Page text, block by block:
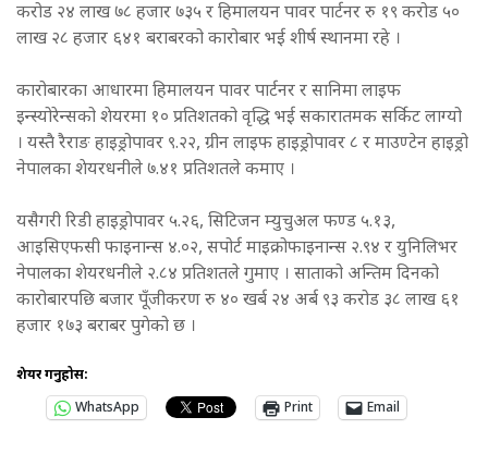
करोड २४ लाख ७८ हजार ७३५ र हिमालयन पावर पार्टनर रु १९ करोड ५०
लाख २८ हजार ६४१ बराबरको कारोबार भई शीर्ष स्थानमा रहे ।
कारोबारका आधारमा हिमालयन पावर पार्टनर र सानिमा लाइफ
इन्स्योरेन्सको शेयरमा १० प्रतिशतको वृद्धि भई सकारातमक सर्किट लाग्यो
। यस्तै रैराङ हाइड्रोपावर ९.२२, ग्रीन लाइफ हाइड्रोपावर ८ र माउण्टेन हाइड्रो
नेपालका शेयरधनीले ७.४१ प्रतिशतले कमाए ।
यसैगरी रिडी हाइड्रोपावर ५.२६, सिटिजन म्युचुअल फण्ड ५.१३,
आइसिएफसी फाइनान्स ४.०२, सपोर्ट माइक्रोफाइनान्स २.९४ र युनिलिभर
नेपालका शेयरधनीले २.८४ प्रतिशतले गुमाए । साताको अन्तिम दिनको
कारोबारपछि बजार पूँजीकरण रु ४० खर्ब २४ अर्ब ९३ करोड ३८ लाख ६१
हजार १७३ बराबर पुगेको छ ।
शेयर गर्नुहोस:
WhatsApp
Print Email